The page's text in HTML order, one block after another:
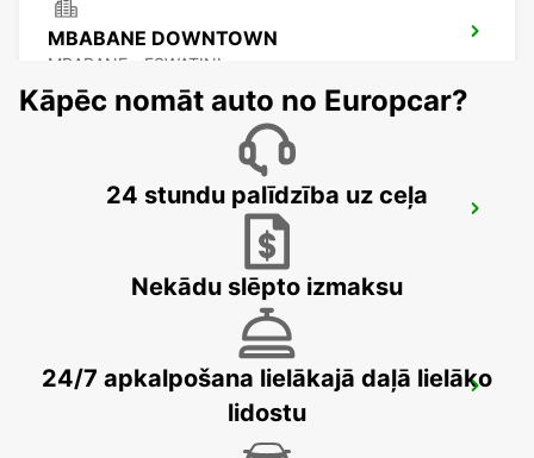
MBABANE DOWNTOWN
MBABANE - ESWATINI
NEWCASTLE - SOUTH AFRICA
DURBAN AIRPORT
DURBAN - SOUTH AFRICA
Kāpēc nomāt auto no Europcar?
24 stundu palīdzība uz ceļa
Nekādu slēpto izmaksu
24/7 apkalpošana lielākajā daļā lielāko
lidostu